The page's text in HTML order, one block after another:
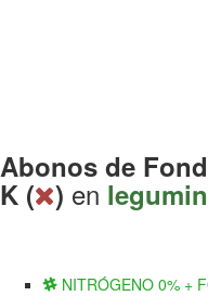
Abonos de
K ( ) en
NITRÓGENO 0% +